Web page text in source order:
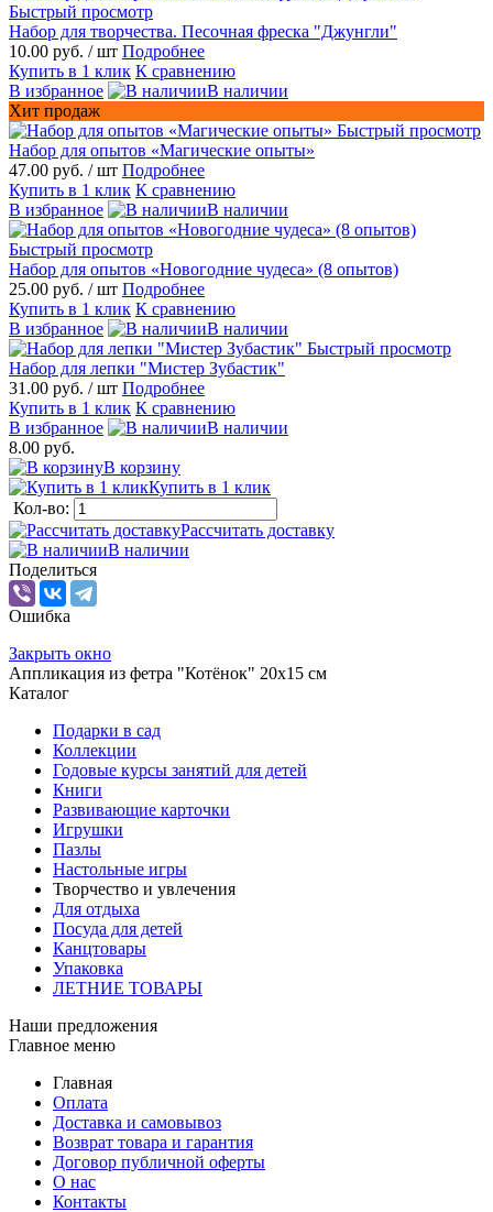
Быстрый просмотр
Набор для творчества. Песочная фреска "Джунгли"
10.00 руб. / шт Подробнее
Купить в 1 клик К сравнению
В избранное
В наличии
Хит продаж
Быстрый просмотр
Набор для опытов «Магические опыты»
47.00 руб. / шт Подробнее
Купить в 1 клик К сравнению
В избранное
В наличии
Быстрый просмотр
Набор для опытов «Новогодние чудеса» (8 опытов)
25.00 руб. / шт Подробнее
Купить в 1 клик К сравнению
В избранное
В наличии
Быстрый просмотр
Набор для лепки "Мистер Зубастик"
31.00 руб. / шт Подробнее
Купить в 1 клик К сравнению
В избранное
В наличии
8.00 руб.
В корзину
Купить в 1 клик
Кол-во:
Рассчитать доставку
В наличии
Поделиться
Ошибка
Закрыть окно
Аппликация из фетра "Котёнок" 20х15 см
Каталог
Подарки в сад
Коллекции
Годовые курсы занятий для детей
Книги
Развивающие карточки
Игрушки
Пазлы
Настольные игры
Творчество и увлечения
Для отдыха
Посуда для детей
Канцтовары
Упаковка
ЛЕТНИЕ ТОВАРЫ
Наши предложения
Главное меню
Главная
Оплата
Доставка и самовывоз
Возврат товара и гарантия
Договор публичной оферты
О нас
Контакты